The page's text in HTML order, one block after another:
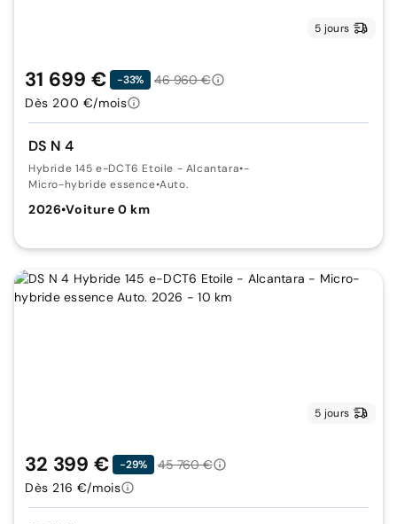
5 jours
DS N 4
Hybride 145 e-DCT6 Etoile - Alcantara•-
Micro-hybride essence•Auto.
2026•Voiture 0 km
31 699 € -33%
46 960 €
Dès 200 €/mois
5 jours
32 399 € -29%
45 760 €
Dès 216 €/mois